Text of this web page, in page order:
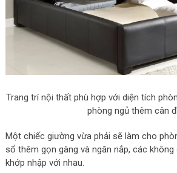
Trang trí nội thất phù hợp với diện tích
phòng ngủ thêm cân
Một chiếc giường vừa phải sẽ làm cho
sổ thêm gọn gàng và ngăn nắp, các
khớp nhập với nhau.